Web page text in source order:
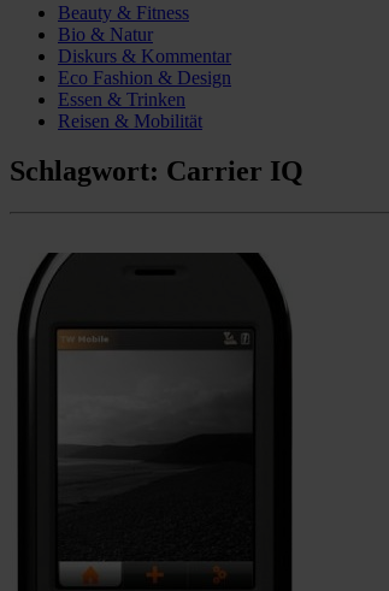
Beauty & Fitness
Bio & Natur
Diskurs & Kommentar
Eco Fashion & Design
Essen & Trinken
Reisen & Mobilität
Schlagwort: Carrier IQ